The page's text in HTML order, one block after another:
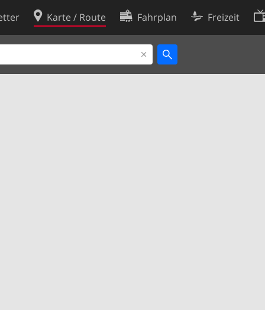
Karte / Route Fahrplan Freizeit
Cookie-Richtlinie
Cookie-Einstellungen